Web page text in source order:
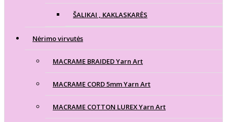
ŠALIKAI , KAKLASKARĖS
Nėrimo virvutės
MACRAME BRAIDED Yarn Art
MACRAME CORD 5mm Yarn Art
MACRAME COTTON LUREX Yarn Art